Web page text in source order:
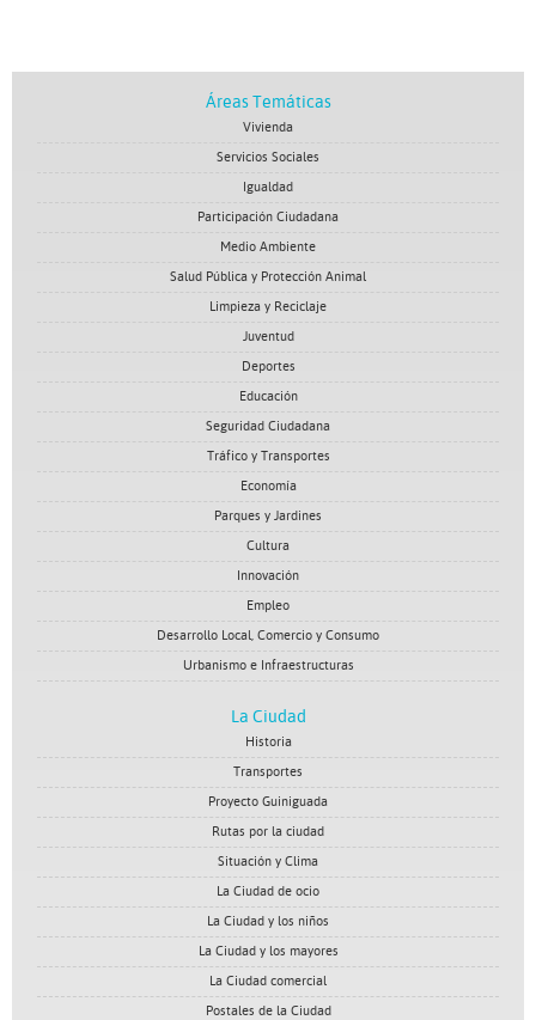
Áreas Temáticas
Vivienda
Servicios Sociales
Igualdad
Participación Ciudadana
Medio Ambiente
Salud Pública y Protección Animal
Limpieza y Reciclaje
Juventud
Deportes
Educación
Seguridad Ciudadana
Tráfico y Transportes
Economía
Parques y Jardines
Cultura
Innovación
Empleo
Desarrollo Local, Comercio y Consumo
Urbanismo e Infraestructuras
La Ciudad
Historia
Transportes
Proyecto Guiniguada
Rutas por la ciudad
Situación y Clima
La Ciudad de ocio
La Ciudad y los niños
La Ciudad y los mayores
La Ciudad comercial
Postales de la Ciudad